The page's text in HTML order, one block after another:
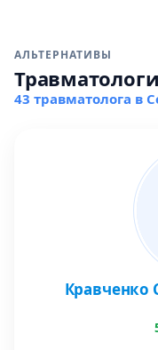
АЛЬТЕРНАТИВЫ
Травматологи
43 травматолога в
Кравченко